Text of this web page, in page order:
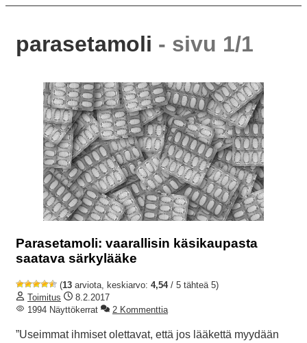
parasetamoli - sivu 1/1
Parasetamoli: vaarallisin käsikaupasta
saatava särkylääke
(13 arviota, keskiarvo: 4,54/ 5 tähteä 5)
Toimitus
8.2.2017
1994 Näyttökerrat
2 Kommenttia
”Useimmat ihmiset olettavat, että jos lääkettä myydään